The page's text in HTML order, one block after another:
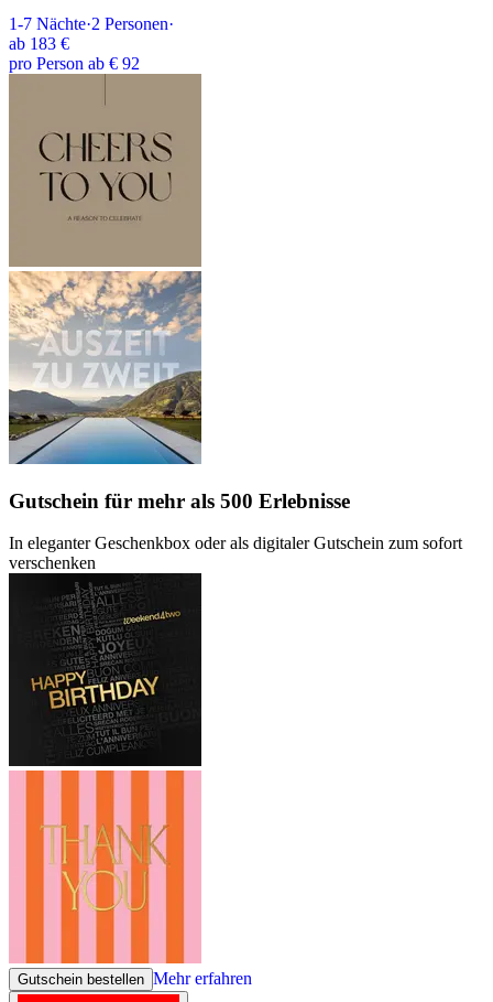
1-7 Nächte·2 Personen·
ab 183 €
pro Person ab € 92
Gutschein für mehr als 500 Erlebnisse
In eleganter Geschenkbox oder als digitaler Gutschein zum sofort
verschenken
Gutschein bestellen Mehr erfahren